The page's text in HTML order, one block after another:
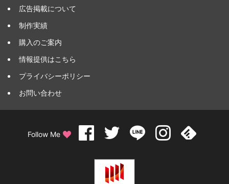
広告掲載について
制作実績
購入のご案内
情報提供はこちら
プライバシーポリシー
お問い合わせ
Follow Me